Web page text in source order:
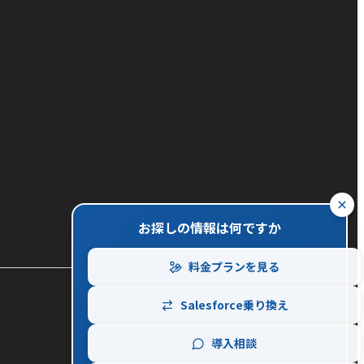
お探しの情報は何ですか
料金プランを見る
Salesforce乗り換え
導入相談
close